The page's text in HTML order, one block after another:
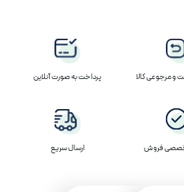
و مرجوعی کالا پرداخت به صورت آنلاین
فروش ارسال سریع